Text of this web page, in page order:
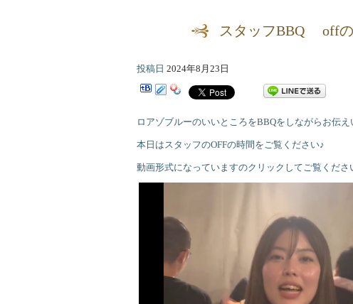
スタッフBBQ offの
投稿日 2024年8月23日
ロアゾブルーのいいところをBBQをしながらお伝え
本日はスタッフのOFFの時間をご覧ください♪
動画形式になっていますのクリックしてご覧くださ